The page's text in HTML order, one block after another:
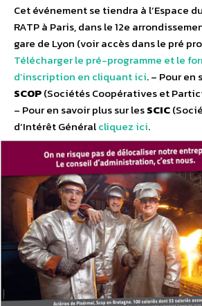
Cet événement se tiendra à l’Espace
RATP à Paris, dans le 12e
gare de Lyon (voir accès dans le pré
Télécharger le pré-programme et le
d’inscription en cliquant ici. – Pour en
SCOP(Sociétés Coopératives et
– Pour en savoir plus sur lesSCIC
d’Intérêt Généralcliquez ici.